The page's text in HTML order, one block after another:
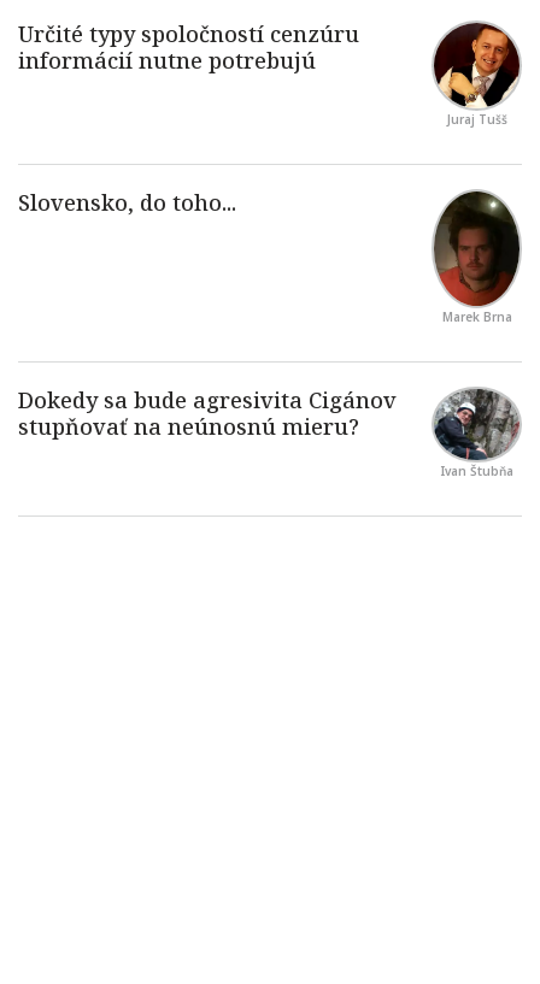
Juraj Tušš
Marek Brna
Ivan Štubňa